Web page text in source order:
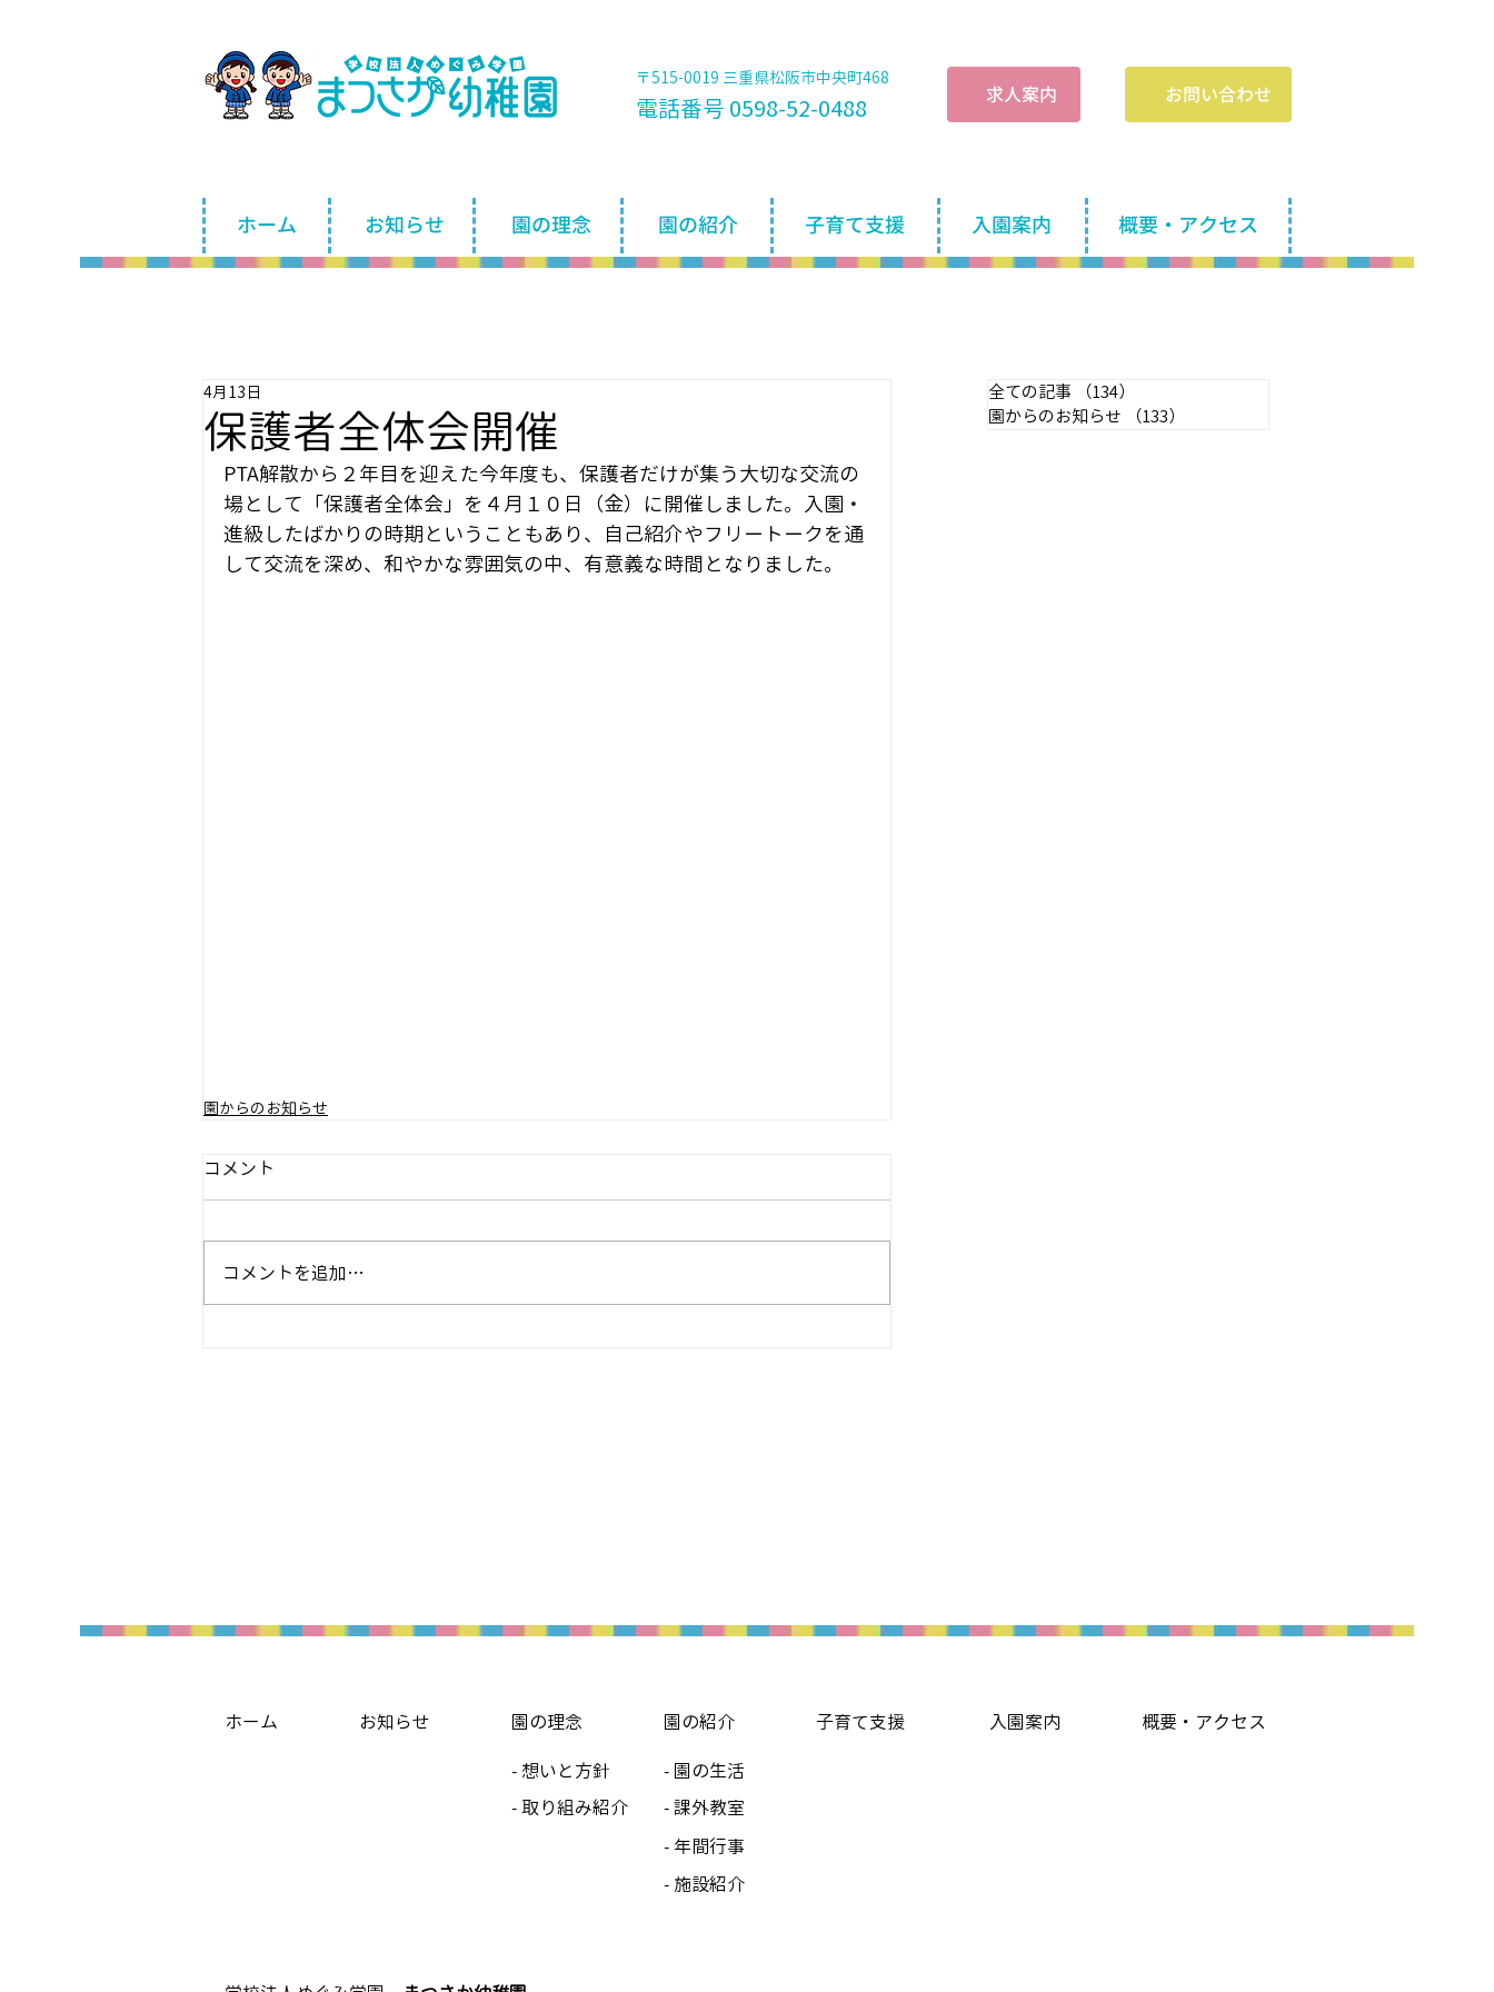
〒515-0019 三重県松阪市中央町468
電話番号 0598-52-0488 ​求人案内 お問い合わせ
ホーム お知らせ 園の理念 園の紹介 子育て支援 入園案内 概要・アクセス
保護者全体会開催
4月13日
PTA解散から２年目を迎えた今年度も、保護者だけが集う大切な交流の
場として「保護者全体会」を４月１０日（金）に開催しました。入園・
進級したばかりの時期ということもあり、自己紹介やフリートークを通
して交流を深め、和やかな雰囲気の中、有意義な時間となりました。
園からのお知らせ
コメント
コメントを追加…
全ての記事 （134）
園からのお知らせ
（133）
ホーム お知らせ
園の理念
- 想いと方針
- 取り組み紹介
園の紹介
- 園の生活
- 課外教室
- 年間行事
- 施設紹介
子育て支援 入園案内 概要・アクセス